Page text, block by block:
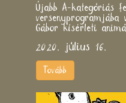
Újabb A-kategóriás
versenyprogramjába
Gábor kísérleti
2020. július 16.
Tovább